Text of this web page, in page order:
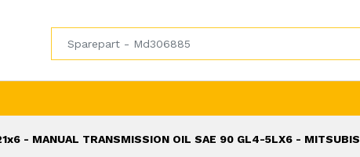
- MANUAL TRANSMISSION OIL SAE 90 GL4-5LX6 -